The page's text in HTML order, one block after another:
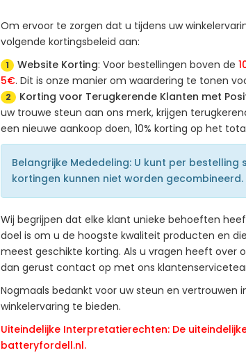
Om ervoor te zorgen dat u tijdens uw
volgende kortingsbeleid aan:
1 Website Korting: Voor bestellingen boven de
5€. Dit is onze manier om waardering te tonen
2 Korting voor Terugkerende Klanten met
uw trouwe steun aan ons merk, krijgen
een nieuwe aankoop doen, 10% korting op het
Belangrijke Mededeling: U kunt per
kortingen kunnen niet worden gecombineerd.
Wij begrijpen dat elke klant unieke behoeften
doel is om u de hoogste kwaliteit producten en
meest geschikte korting. Als u vragen heeft over
dan gerust contact op met ons
Nogmaals bedankt voor uw steun en vertrouwen
winkelervaring te bieden.
Uiteindelijke Interpretatierechten: De
batteryfordell.nl.